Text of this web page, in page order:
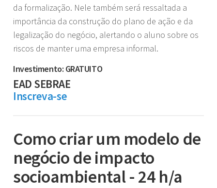
da formalização. Nele também será ressaltada a
importância da construção do plano de ação e da
legalização do negócio, alertando o aluno sobre os
riscos de manter uma empresa informal.
Investimento: GRATUITO
EAD SEBRAE
Inscreva-se
Como criar um modelo de
negócio de impacto
socioambiental - 24 h/a